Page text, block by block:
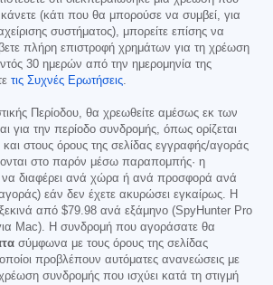
(κάτι που θα μπορούσε να συμβεί, για
συστήματος), μπορείτε επίσης να
πλήρη επιστροφή χρημάτων για τη χρέωση
30 ημερών από την ημερομηνία της
τις Συχνές Ερωτήσεις.
Περίοδου, θα χρεωθείτε αμέσως εκ των
για την περίοδο συνδρομής, όπως ορίζεται
στους όρους της σελίδας εγγραφής/αγοράς
στο παρόν μέσω παραπομπής· η
να διαφέρει ανά χώρα ή ανά προσφορά ανά
εάν δεν έχετε ακυρώσει εγκαίρως. Η
από $79.98 ανά εξάμηνο (SpyHunter Pro
Mac). Η συνδρομή που αγοράσατε θα
σύμφωνα με τους όρους της σελίδας
προβλέπουν αυτόματες ανανεώσεις με
συνδρομής που ισχύει κατά τη στιγμή